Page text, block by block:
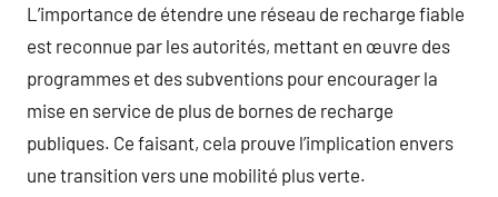
L’importance de étendre une réseau de recharge fiable
est reconnue par les autorités, mettant en œuvre des
programmes et des subventions pour encourager la
mise en service de plus de bornes de recharge
publiques. Ce faisant, cela prouve l’implication envers
une transition vers une mobilité plus verte.